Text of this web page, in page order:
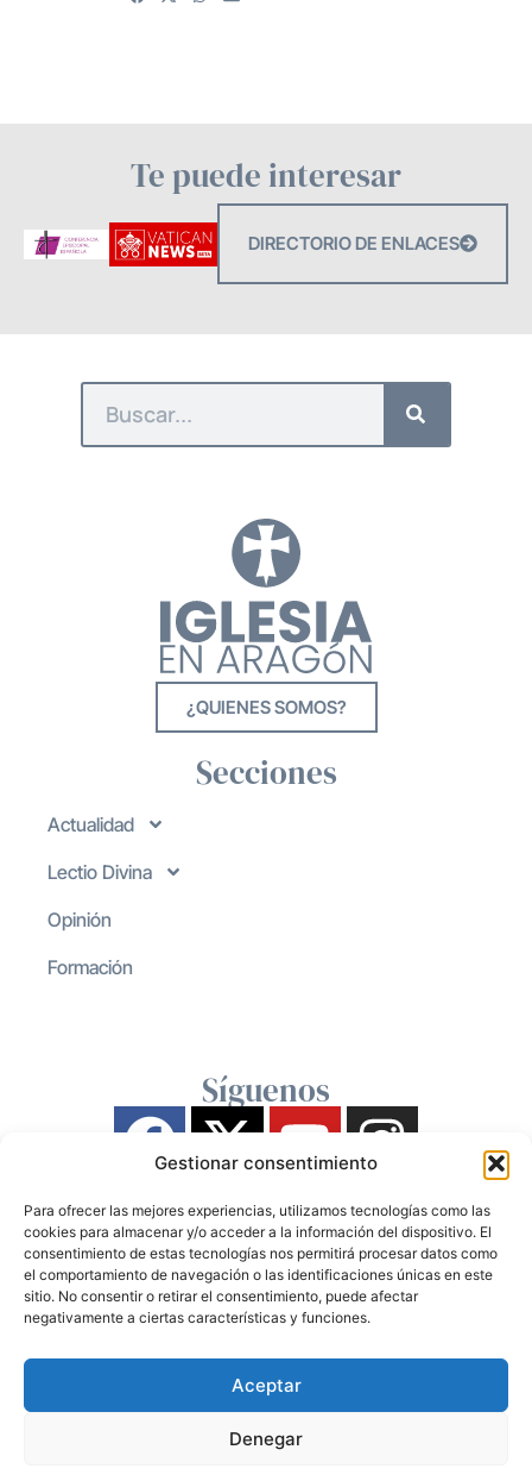
Gestionar consentimiento
Para ofrecer las mejores experiencias, utilizamos tecnologías como las
cookies para almacenar y/o acceder a la información del dispositivo. El
consentimiento de estas tecnologías nos permitirá procesar datos como
el comportamiento de navegación o las identificaciones únicas en este
sitio. No consentir o retirar el consentimiento, puede afectar
negativamente a ciertas características y funciones.
Aceptar
Denegar
Te puede interesar
DIRECTORIO DE ENLACES
¿QUIENES SOMOS?
Secciones
Actualidad
Lectio Divina
Opinión
Formación
Síguenos